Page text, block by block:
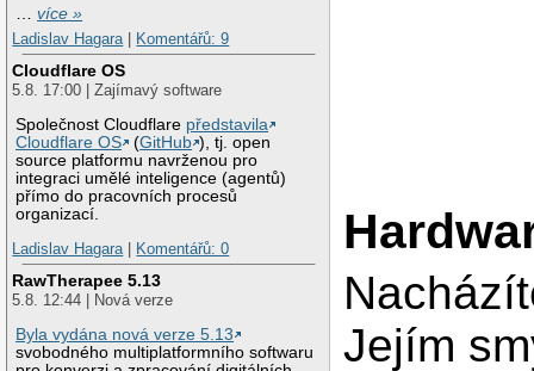
…více »
Ladislav Hagara| Komentářů: 9
Cloudflare OS
5.8. 17:00 | Zajímavý software
Společnost Cloudflare představila
Cloudflare OS
(GitHub ), tj. open
source platformu navrženou pro
integraci umělé inteligence (agentů)
přímo do pracovních procesů
organizací.
Ladislav Hagara| Komentářů: 0
RawTherapee 5.13
5.8. 12:44 | Nová verze
Byla vydána nová verze 5.13
svobodného multiplatformního softwaru
Jejím